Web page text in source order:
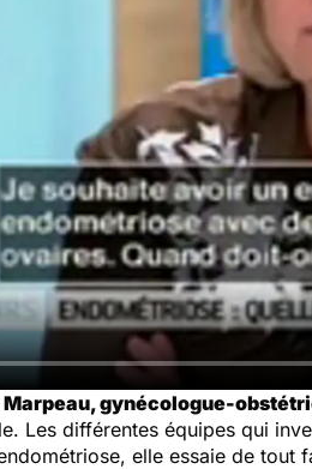
Marpeau, gynécologue-
Les différentes équipes qui
elle essaie de